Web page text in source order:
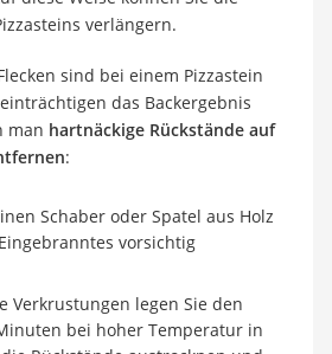
verlängern.
sind bei einem Pizzastein
das Backergebnis
man hartnäckige Rückstände auf
:
Schaber oder Spatel aus Holz
vorsichtig
Verkrustungen legen Sie den
bei hoher Temperatur in